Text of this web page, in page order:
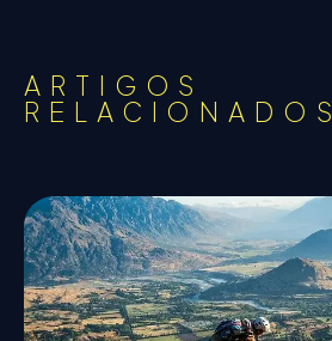
ARTIGOS
RELACIONADOS